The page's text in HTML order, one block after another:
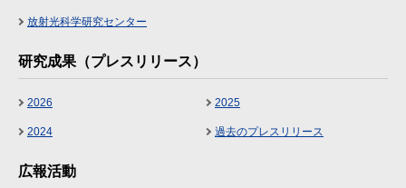
放射光科学研究センター
研究成果（プレスリリース）
2026 2025
2024 過去のプレスリリース
広報活動